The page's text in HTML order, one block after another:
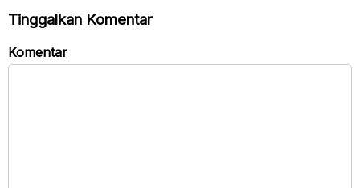
Tinggalkan Komentar
Komentar